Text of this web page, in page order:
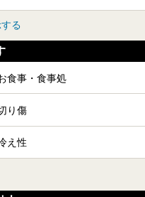
る
食事・食事処
り傷
え性